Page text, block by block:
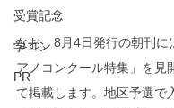
受賞記念
学コン
PR
なお、8月4日発行の朝刊に
アノコンクール特集」を見
て掲載します。地区予選で